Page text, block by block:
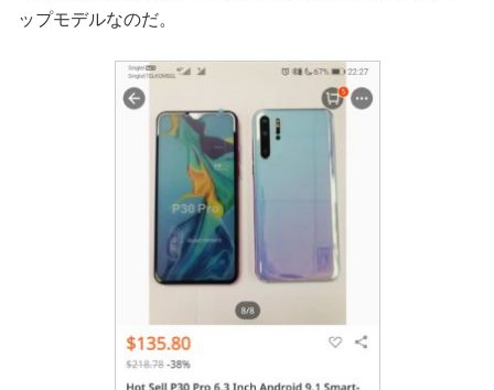
ップモデルなのだ。